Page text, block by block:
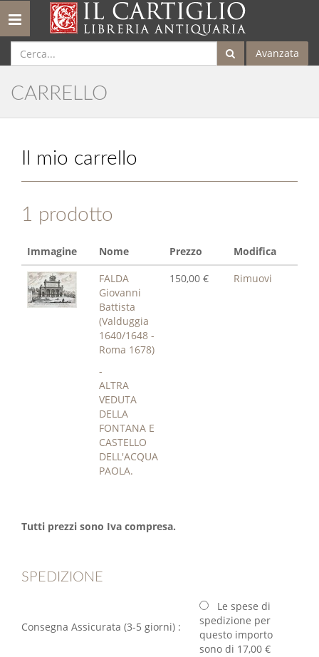
Toggle
navigation
Avanzata
CARRELLO
Il mio carrello
1 prodotto
Immagine Nome Prezzo
Modifica
FALDA
Giovanni
Battista
(Valduggia
1640/1648 -
Roma 1678)
-
ALTRA
VEDUTA
DELLA
FONTANA E
CASTELLO
DELL'ACQUA
PAOLA.
150,00 € Rimuovi
Tutti prezzi sono Iva compresa.
SPEDIZIONE
Consegna Assicurata (3-5 giorni) :
Le spese di
spedizione per
questo importo
sono di 17,00 €